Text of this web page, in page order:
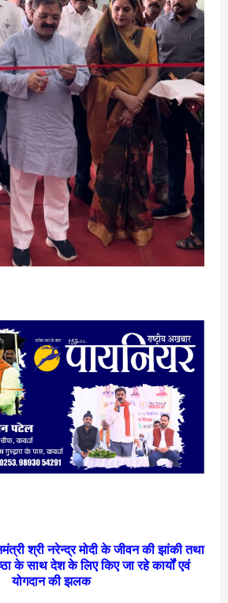
श्री नरेन्द्र मोदी के जीवन की झांकी तथा
के साथ देश के लिए किए जा रहे कार्यों एवं
योगदान की झलक